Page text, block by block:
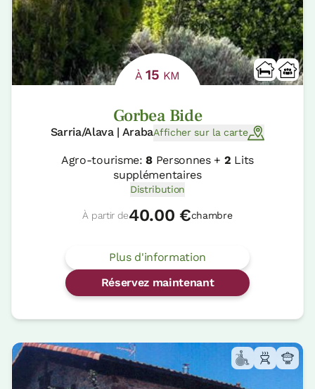
À15 KM
Gorbea Bide
Sarria/Alava | ArabaAfficher sur la carte
Agro-tourisme:8Personnes + 2 Lits
supplémentaires
Distribution
À partir de40.00 €chambre
Plus d'information
Réservez maintenant